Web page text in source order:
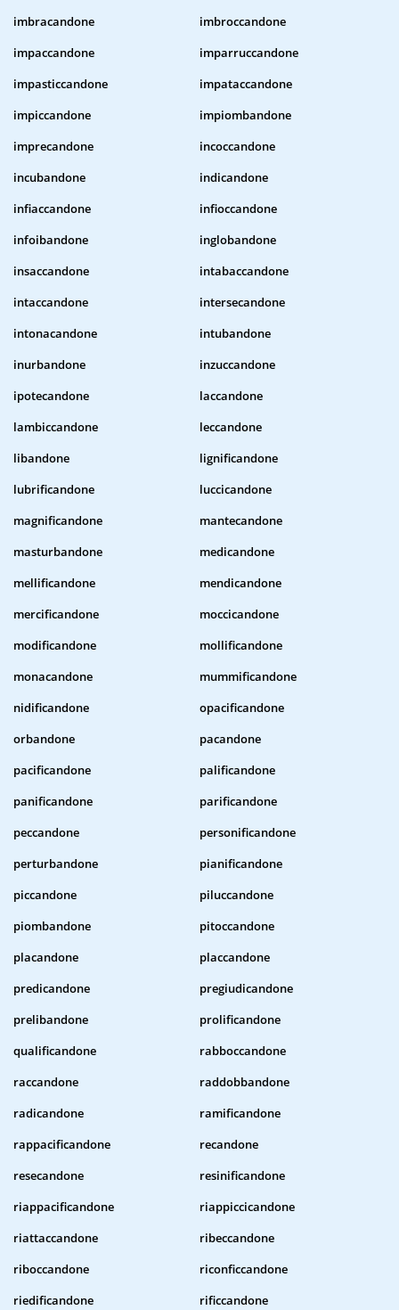
imbracandone
imbroccandone
impaccandone
imparruccandone
impasticcandone
impataccandone
impiccandone
impiombandone
imprecandone
incoccandone
incubandone
indicandone
infiaccandone
infioccandone
infoibandone
inglobandone
insaccandone
intabaccandone
intaccandone
intersecandone
intonacandone
intubandone
inurbandone
inzuccandone
ipotecandone
laccandone
lambiccandone
leccandone
libandone
lignificandone
lubrificandone
luccicandone
magnificandone
mantecandone
masturbandone
medicandone
mellificandone
mendicandone
mercificandone
moccicandone
modificandone
mollificandone
monacandone
mummificandone
nidificandone
opacificandone
orbandone
pacandone
pacificandone
palificandone
panificandone
parificandone
peccandone
personificandone
perturbandone
pianificandone
piccandone
piluccandone
piombandone
pitoccandone
placandone
placcandone
predicandone
pregiudicandone
prelibandone
prolificandone
qualificandone
rabboccandone
raccandone
raddobbandone
radicandone
ramificandone
rappacificandone
recandone
resecandone
resinificandone
riappacificandone
riappiccicandone
riattaccandone
ribeccandone
riboccandone
riconficcandone
riedificandone
rificcandone